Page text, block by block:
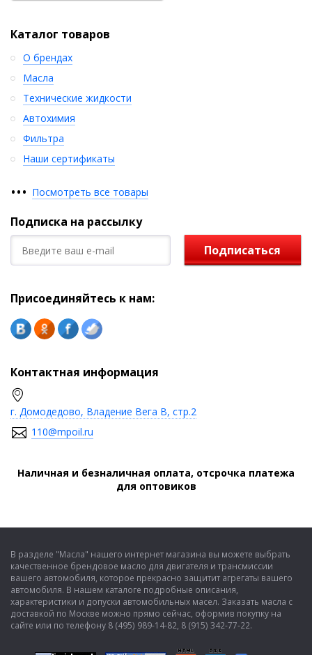
Каталог товаров
О брендах
Масла
Технические жидкости
Автохимия
Фильтра
Наши сертификаты
••• Посмотреть все товары
Подписка на рассылку
Подписаться
Присоединяйтесь к нам:
Контактная информация
г. Домодедово, Владение Вега В, стр.2
110@mpoil.ru
Наличная и безналичная оплата, отсрочка платежа
для оптовиков
В разделе "Масла" нашего интернет магазина вы можете выбрать
качественное брендовое масло для двигателя и трансмиссии
вашего автомобиля, которое прекрасно защитит агрегаты вашего
автомобиля. В нашем каталоге подробные описания,
характеристики и допуски автомобильных масел. Заказать масла с
доставкой по Москве можно прямо сейчас, оформив покупку на
сайте или по телефону 8 (495) 989-14-82, 8 (915) 342-77-22.